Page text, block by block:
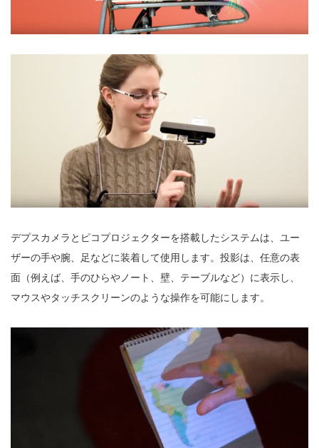
デプスカメラとピコプロジェクターを搭載したシステムは、ユー
ザーの手や腕、足などに装着して使用します。投影は、任意の表
面（例えば、手のひらやノート、壁、テーブルなど）に表示し、
マウスやタッチスクリーンのような操作を可能にします。